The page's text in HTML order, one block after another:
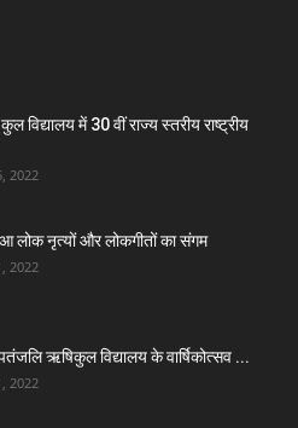
विद्यालय में 30 वीं राज्य स्तरीय राष्ट्रीय
2022
लोक नृत्यों और लोकगीतों का संगम
2022
ऋषिकुल विद्यालय के वार्षिकोत्सव ...
2022